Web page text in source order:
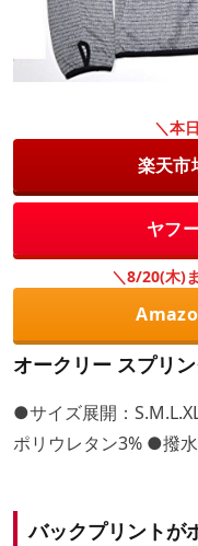
＼本
楽天市
ヤフ
＼8/20(木)
オークリー スプリ
●サイズ展開：
ポリウレタン3% ●撥
バックプリントが